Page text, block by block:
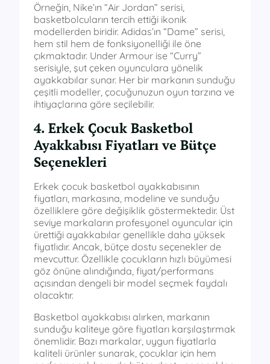
Örneğin, Nike’ın “Air Jordan” serisi,
basketbolcuların tercih ettiği ikonik
modellerden biridir. Adidas’ın “Dame” serisi,
hem stil hem de fonksiyonelliği ile öne
çıkmaktadır. Under Armour ise “Curry”
serisiyle, şut çeken oyunculara yönelik
ayakkabılar sunar. Her bir markanın sunduğu
çeşitli modeller, çocuğunuzun oyun tarzına ve
ihtiyaçlarına göre seçilebilir.
4. Erkek Çocuk Basketbol
Ayakkabısı Fiyatları ve Bütçe
Seçenekleri
Erkek çocuk basketbol ayakkabısının
fiyatları, markasına, modeline ve sunduğu
özelliklere göre değişiklik göstermektedir. Üst
seviye markaların profesyonel oyuncular için
ürettiği ayakkabılar genellikle daha yüksek
fiyatlıdır. Ancak, bütçe dostu seçenekler de
mevcuttur. Özellikle çocukların hızlı büyümesi
göz önüne alındığında, fiyat/performans
açısından dengeli bir model seçmek faydalı
olacaktır.
Basketbol ayakkabısı alırken, markanın
sunduğu kaliteye göre fiyatları karşılaştırmak
önemlidir. Bazı markalar, uygun fiyatlarla
kaliteli ürünler sunarak, çocuklar için hem